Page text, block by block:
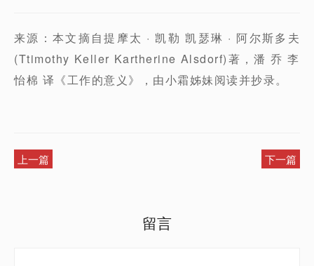
来源：本文摘自提摩太 · 凯勒 凯瑟琳 · 阿尔斯多夫
(Ttimothy Keller Kartherine Alsdorf)著，潘 乔 李
怡棉 译《工作的意义》，由小霜姊妹阅读并抄录。
上一篇 下一篇
留言